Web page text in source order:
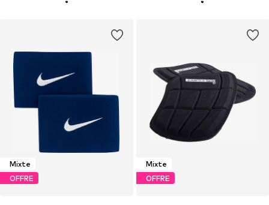
Mixte
OFFRE
Mixte
OFFRE